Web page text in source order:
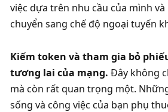
việc dựa trên nhu cầu của mình
chuyển sang chế độ ngoại tuyến
Kiếm token và tham gia bỏ
tương lai của mạng. Đây không
mà còn rất quan trọng một.
sống và công việc của bạn phụ